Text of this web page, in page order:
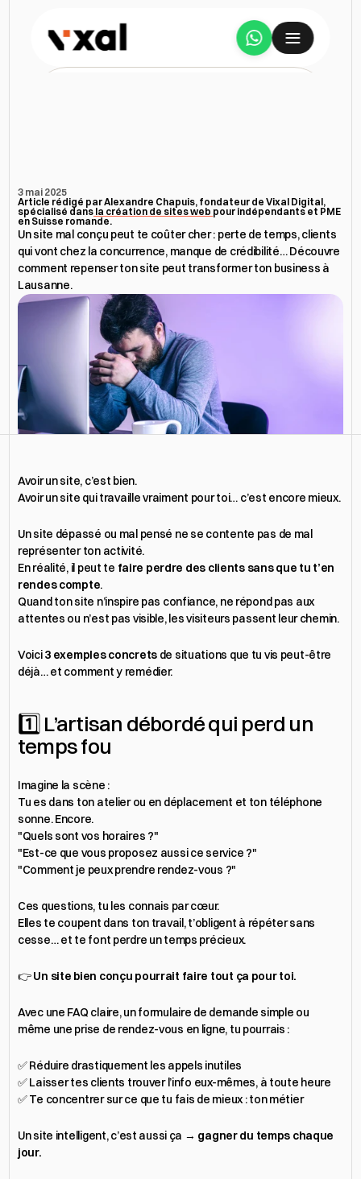
Tarifs
Avis
Ressources
Obtenir un devis
comment
3 mai 2025
Article rédigé par Alexandre Chapuis, fondateur de Vixal Digital,
spécialisé dans la création de sites web pour indépendants et PME
en Suisse romande.
Un site mal conçu peut te coûter cher : perte de temps, clients
qui vont chez la concurrence, manque de crédibilité… Découvre
comment repenser ton site peut transformer ton business à
Lausanne.
Avoir un site, c’est bien.
Avoir un site qui travaille vraiment pour toi… c’est encore mieux.
Un site dépassé ou mal pensé ne se contente pas de mal
représenter ton activité.
En réalité, il peut te faire perdre des clients sans que tu t’en
rendes compte.
Quand ton site n’inspire pas confiance, ne répond pas aux
attentes ou n’est pas visible, les visiteurs passent leur chemin.
Voici 3 exemples concrets de situations que tu vis peut-être
déjà… et comment y remédier.
1️⃣ L’artisan débordé qui perd un
temps fou
Imagine la scène :
Tu es dans ton atelier ou en déplacement et ton téléphone
sonne. Encore.
"Quels sont vos horaires ?"
"Est-ce que vous proposez aussi ce service ?"
"Comment je peux prendre rendez-vous ?"
Ces questions, tu les connais par cœur.
Elles te coupent dans ton travail, t’obligent à répéter sans
cesse… et te font perdre un temps précieux.
👉 Un site bien conçu pourrait faire tout ça pour toi.
Avec une FAQ claire, un formulaire de demande simple ou
même une prise de rendez-vous en ligne, tu pourrais :
✅ Réduire drastiquement les appels inutiles
✅ Laisser tes clients trouver l’info eux-mêmes, à toute heure
✅ Te concentrer sur ce que tu fais de mieux : ton métier
Un site intelligent, c’est aussi ça → gagner du temps chaque
jour.